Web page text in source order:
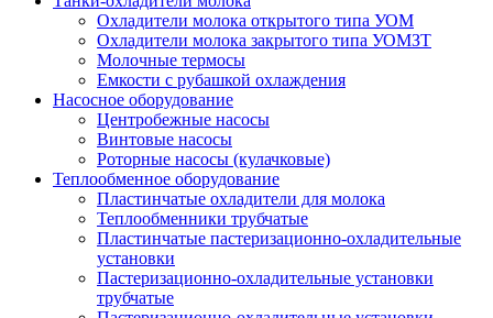
Охладители молока открытого типа УОМ
Охладители молока закрытого типа УОМЗТ
Молочные термосы
Емкости с рубашкой охлаждения
Насосное оборудование
Центробежные насосы
Винтовые насосы
Роторные насосы (кулачковые)
Теплообменное оборудование
Пластинчатые охладители для молока
Теплообменники трубчатые
Пластинчатые пастеризационно-охладительные
установки
Пастеризационно-охладительные установки
трубчатые